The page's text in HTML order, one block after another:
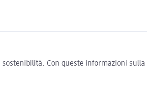
Con queste informazioni